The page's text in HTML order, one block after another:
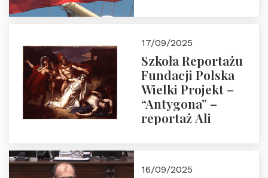
17/09/2025
Szkoła Reportażu
Fundacji Polska
Wielki Projekt –
“Antygona” –
reportaż Ali
16/09/2025